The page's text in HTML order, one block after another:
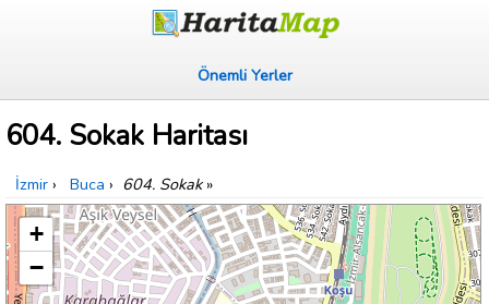
Önemli Yerler
604. Sokak Haritası
İzmir › Buca › 604. Sokak»
+
−